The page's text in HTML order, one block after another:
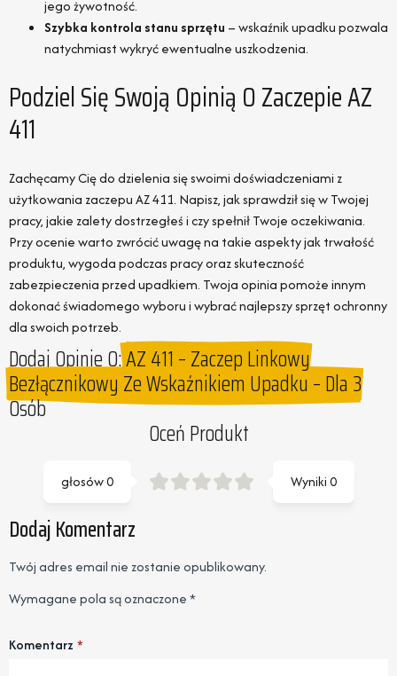
jego żywotność.
Szybka kontrola stanu sprzętu – wskaźnik upadku pozwala
natychmiast wykryć ewentualne uszkodzenia.
Podziel Się Swoją Opinią O Zaczepie AZ
411
Zachęcamy Cię do dzielenia się swoimi doświadczeniami z
użytkowania zaczepu AZ 411. Napisz, jak sprawdził się w Twojej
pracy, jakie zalety dostrzegłeś i czy spełnił Twoje oczekiwania.
Przy ocenie warto zwrócić uwagę na takie aspekty jak trwałość
produktu, wygoda podczas pracy oraz skuteczność
zabezpieczenia przed upadkiem. Twoja opinia pomoże innym
dokonać świadomego wyboru i wybrać najlepszy sprzęt ochronny
dla swoich potrzeb.
Dodaj Opinie O:AZ 411 – Zaczep Linkowy
Bezłącznikowy Ze Wskaźnikiem Upadku – Dla 3
Osób
Oceń Produkt
Wyniki0
głosów0
Dodaj Komentarz
Twój adres email nie zostanie opublikowany.
Wymagane pola są oznaczone*
Komentarz *